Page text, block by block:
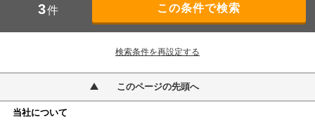
3件
検索条件を再設定する
このページの先頭へ
当社について